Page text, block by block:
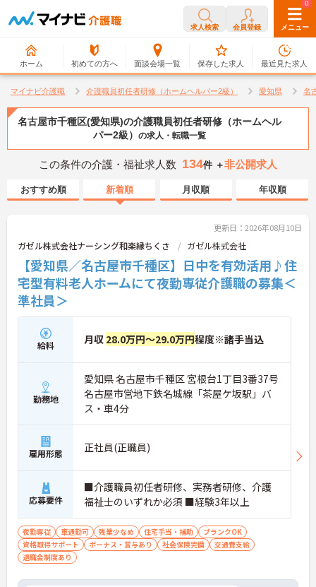
求人検索 会員登録 メニュー
ホーム 初めての方へ 面談会場一覧
0
保存した求人
0
最近見た求人
マイナビ介護職 介護職員初任者研修（ホームヘルパー2級） 愛知県 名
名古屋市千種区(愛知県)の介護職員初任者研修（ホームヘル
パー2級） の求人・転職一覧
この条件の介護・福祉求人数 134件 ＋非公開求人
おすすめ順 新着順 月収順 年収順
更新日：2026年08月10日
ガゼル株式会社ナーシング和楽縁ちくさ ガゼル株式会社
【愛知県／名古屋市千種区】日中を有効活用♪住
宅型有料老人ホームにて夜勤専従介護職の募集＜
準社員＞
給料 月収 28.0万円～29.0万円程度※諸手当込
勤務地
愛知県 名古屋市千種区 宮根台1丁目3番37号
名古屋市営地下鉄名城線「茶屋ケ坂駅」バ
ス・車4分
雇用形態 正社員(正職員)
応募要件
■介護職員初任者研修、実務者研修、介護
福祉士のいずれか必須 ■経験3年以上
夜勤専従 車通勤可 残業少なめ 住宅手当・補助
ブランクOK
資格取得サポート
ボーナス・賞与あり 社会保険完備
交通費支給
退職金制度あり